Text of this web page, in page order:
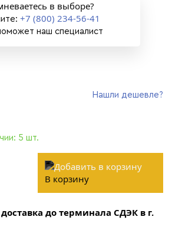
в выборе?
+7 (800) 234-56-41
наш специалист
Нашли дешевле?
5 шт.
В корзину
до терминала СДЭК в г.